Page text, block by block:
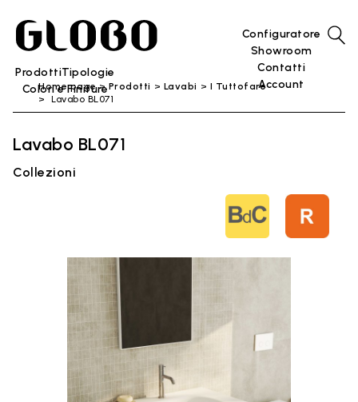
ProdottiTipologie
Colori e Finiture
Configuratore
Showroom
Contatti
Account
Home page Prodotti Lavabi
I Tuttofare
Lavabo BL071
Lavabo BL071
Collezioni